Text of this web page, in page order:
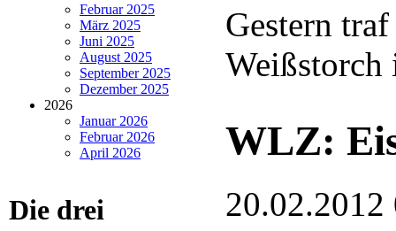
Februar 2025
März 2025
Juni 2025
August 2025
September 2025
Dezember 2025
2026
Januar 2026
Februar 2026
April 2026
Die drei
Gestern
WLZ:
20.02.2012